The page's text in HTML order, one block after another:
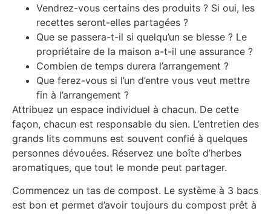
Vendrez-vous certains des produits ? Si oui, les
recettes seront-elles partagées ?
Que se passera-t-il si quelqu’un se blesse ? Le
propriétaire de la maison a-t-il une assurance ?
Combien de temps durera l’arrangement ?
Que ferez-vous si l’un d’entre vous veut mettre
fin à l’arrangement ?
Attribuez un espace individuel à chacun. De cette
façon, chacun est responsable du sien. L’entretien des
grands lits communs est souvent confié à quelques
personnes dévouées. Réservez une boîte d’herbes
aromatiques, que tout le monde peut partager.
Commencez un tas de compost. Le système à 3 bacs
est bon et permet d’avoir toujours du compost prêt à